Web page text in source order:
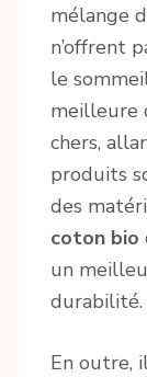
mélange
n’offrent
le
meilleure
chers,
produits
des
coton bio
un
durabilité.
En outre,